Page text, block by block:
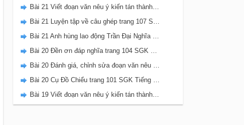
Bài 21 Viết đoạn văn nêu ý kiến tán thành một sự việc, hiện tượng (Bài viết số 2) trang 108 SGK Tiếng Việt 5 Kết nối tri thức tập 2
Bài 21 Luyện tập về câu ghép trang 107 SGK Tiếng Việt 5 Kết nối tri thức tập 2
Bài 21 Anh hùng lao động Trần Đại Nghĩa trang 106 SGK Tiếng Việt 5 Kết nối tri thức tập 2
Bài 20 Đền ơn đáp nghĩa trang 104 SGK Tiếng Việt 5 Kết nối tri thức tập 2
Bài 20 Đánh giá, chỉnh sửa đoạn văn nêu ý kiến tán thành một sự vật, hiện tượng trang 103 SGK Tiếng Việt 5 Kết nối tri thức tập 2
Bài 20 Cụ Đồ Chiểu trang 101 SGK Tiếng Việt 5 Kết nối tri thức tập 2
Bài 19 Viết đoạn văn nêu ý kiến tán thành một sự việc, hiện tượng (Bài viết số 1) trang 100 SGK Tiếng Việt 5 Kết nối tri thức tập 2